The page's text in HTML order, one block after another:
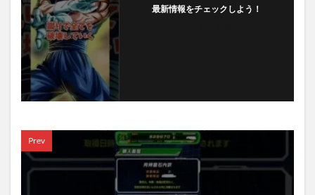
最新情報をチェックしよう！
Prev